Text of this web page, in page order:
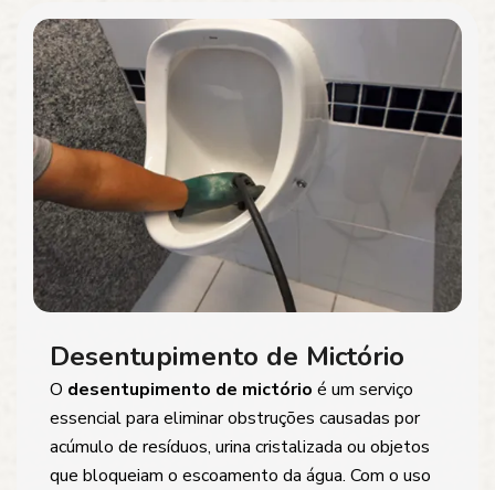
Desentupimento de Mictório
O desentupimento de mictório é um serviço
essencial para eliminar obstruções causadas por
acúmulo de resíduos, urina cristalizada ou objetos
que bloqueiam o escoamento da água. Com o uso